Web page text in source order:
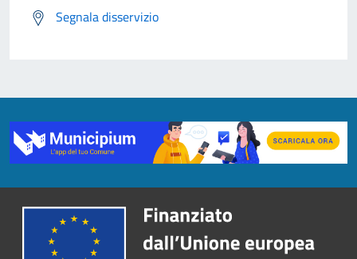
Segnala disservizio